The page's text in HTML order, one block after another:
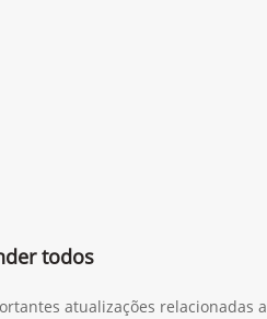
todos
atualizações relacionadas a